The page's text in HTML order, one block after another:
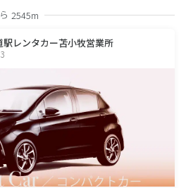
2545m
レンタカー苫小牧営業所